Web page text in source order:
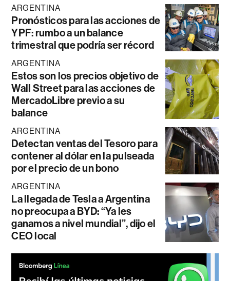
ARGENTINA
Pronósticos para las acciones de
YPF: rumbo a un balance
trimestral que podría ser récord
ARGENTINA
Estos son los precios objetivo de
Wall Street para las acciones de
MercadoLibre previo a su
balance
ARGENTINA
Detectan ventas del Tesoro para
contener al dólar en la pulseada
por el precio de un bono
ARGENTINA
La llegada de Tesla a Argentina
no preocupa a BYD: “Ya les
ganamos a nivel mundial”, dijo el
CEO local